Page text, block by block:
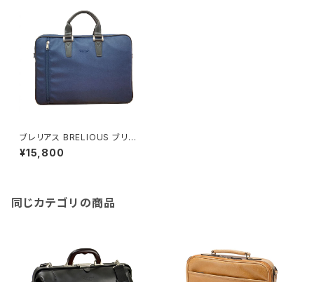
ブレリアス BRELIOUS ブリー
フケース 26694-3H メンズ ネ
イビー 国内正規品
¥15,800
同じカテゴリの商品